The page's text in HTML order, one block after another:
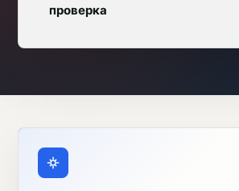
проверка